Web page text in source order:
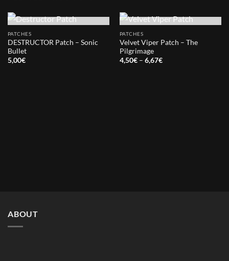
OUT OF STOCK
PATCHES
DESTRUCTOR Patch – Sonic
Bullet
5,00€
OUT OF STOCK
PATCHES
Velvet Viper Patch – The
Pilgrimage
4,50€ – 6,67€Price
ABOUT